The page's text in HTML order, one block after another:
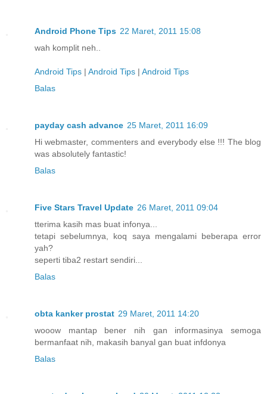
Android Phone Tips 22 Maret, 2011 15:08
wah komplit neh..
Android Tips | Android Tips | Android Tips
Balas
payday cash advance 25 Maret, 2011 16:09
Hi webmaster, commenters and everybody else !!! The blog
was absolutely fantastic!
Balas
Five Stars Travel Update 26 Maret, 2011 09:04
tterima kasih mas buat infonya...
tetapi sebelumnya, koq saya mengalami beberapa error
yah?
seperti tiba2 restart sendiri...
Balas
obta kanker prostat 29 Maret, 2011 14:20
wooow mantap bener nih gan informasinya semoga
bermanfaat nih, makasih banyal gan buat infdonya
Balas